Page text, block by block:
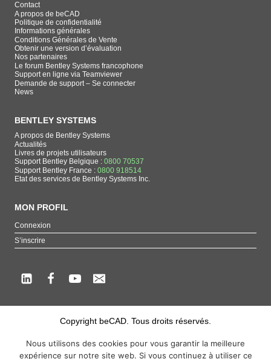
Contact
A propos de beCAD
Politique de confidentialité
Informations générales
Conditions Générales de Vente
Obtenir une version d’évaluation
Nos partenaires
Le forum Bentley Systems francophone
Support en ligne via Teamviewer
Demande de support – Se connecter
News
BENTLEY SYSTEMS
A propos de Bentley Systems
Actualités
Livres de projets utilisateurs
Support Bentley Belgique : 0800 70537
Support Bentley France : 0800 918514
Etat des services de Bentley Systems Inc.
MON PROFIL
Connexion
S’inscrire
Copyright beCAD. Tous droits réservés.
Systems
Nous utilisons des cookies pour vous garantir la meilleure
expérience sur notre site web. Si vous continuez à utiliser ce